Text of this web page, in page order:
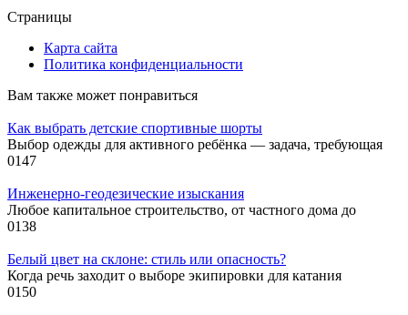
Страницы
Карта сайта
Политика конфиденциальности
Вам также может понравиться
Как выбрать детские спортивные шорты
Выбор одежды для активного ребёнка — задача, требующая
0147
Инженерно-геодезические изыскания
Любое капитальное строительство, от частного дома до
0138
Белый цвет на склоне: стиль или опасность?
Когда речь заходит о выборе экипировки для катания
0150